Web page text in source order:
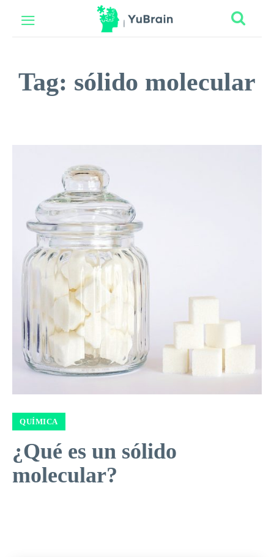
Tag: sólido molecular
QUÍMICA
¿Qué es un sólido
molecular?